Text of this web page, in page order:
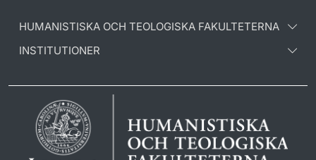
HUMANISTISKA OCH TEOLOGISKA FAKULTETERNA
INSTITUTIONER